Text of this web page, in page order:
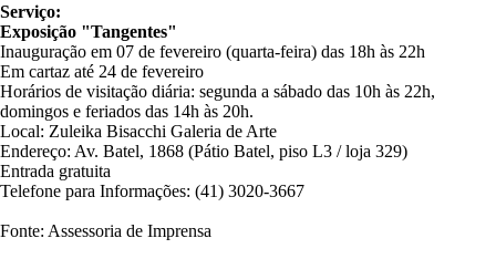
Serviço:
Exposição "Tangentes"
Inauguração em 07 de fevereiro (quarta-feira) das 18h às 22h
Em cartaz até 24 de fevereiro
Horários de visitação diária: segunda a sábado das 10h às 22h,
domingos e feriados das 14h às 20h.
Local: Zuleika Bisacchi Galeria de Arte
Endereço: Av. Batel, 1868 (Pátio Batel, piso L3 / loja 329)
Entrada gratuita
Telefone para Informações: (41) 3020-3667
Fonte: Assessoria de Imprensa